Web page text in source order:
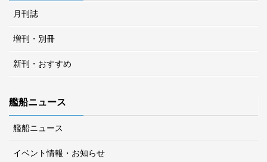
月刊誌
増刊・別冊
新刊・おすすめ
艦船ニュース
艦船ニュース
イベント情報・お知らせ